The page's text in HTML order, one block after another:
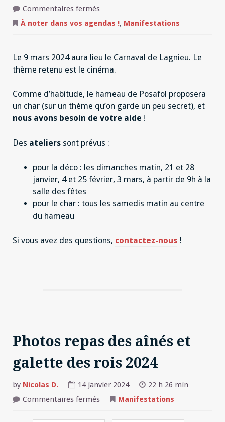
Commentaires ferméssur
Carnaval
À noter dans vos agendas !, Manifestations
Le 9 mars 2024 aura lieu le Carnaval de Lagnieu. Le
thème retenu est le cinéma.
Comme d’habitude, le hameau de Posafol proposera
un char (sur un thème qu’on garde un peu secret), et
nous avons besoin de votre aide !
Des ateliers sont prévus :
pour la déco : les dimanches matin, 21 et 28
janvier, 4 et 25 février, 3 mars, à partir de 9h à la
salle des fêtes
pour le char : tous les samedis matin au centre
du hameau
Si vous avez des questions, contactez-nous !
Photos repas des aînés et
galette des rois 2024
by Nicolas D. 14 janvier 2024
22 h 26 min
Commentaires ferméssur
des
Manifestations